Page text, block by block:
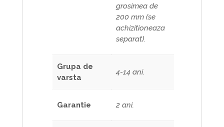
grosimea de
200 mm (se
achizitioneaza
separat).
Grupa de
varsta
4-14 ani.
Garantie 2 ani.